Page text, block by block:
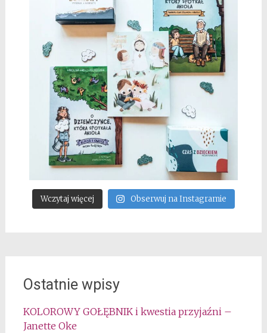
Wczytaj więcej Obserwuj na Instagramie
Ostatnie wpisy
KOLOROWY GOŁĘBNIK i kwestia przyjaźni –
Janette Oke